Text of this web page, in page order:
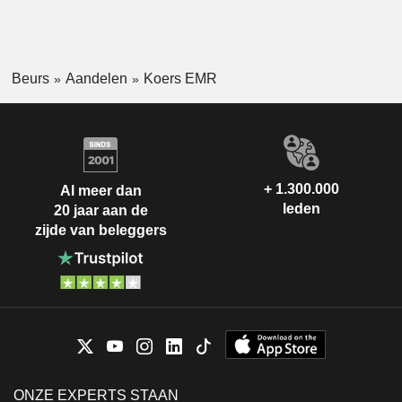
Beurs Aandelen Koers EMR
Al meer dan
20 jaar aan de
zijde van beleggers
+ 1.300.000
leden
ONZE EXPERTS STAAN